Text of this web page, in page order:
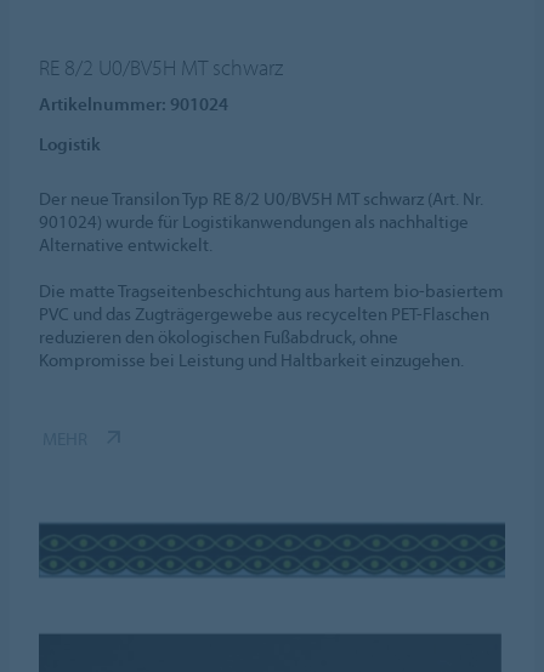
RE 8/2 U0/BV5H MT schwarz
Artikelnummer: 901024
Logistik
Der neue Transilon Typ RE 8/2 U0/BV5H MT schwarz (Art. Nr.
901024) wurde für Logistikanwendungen als nachhaltige
Alternative entwickelt.
Die matte Tragseitenbeschichtung aus hartem bio-basiertem
PVC und das Zugträgergewebe aus recycelten PET-Flaschen
reduzieren den ökologischen Fußabdruck, ohne
Kompromisse bei Leistung und Haltbarkeit einzugehen.